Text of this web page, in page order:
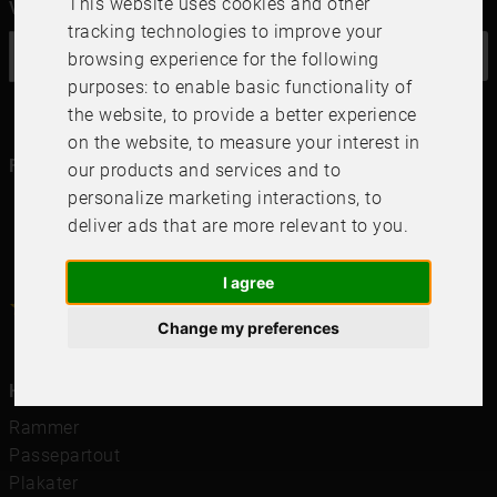
tracking technologies to improve your
browsing experience for the following
purposes:to enable basic functionality of
the website, to provide a better experience
on the website,to measure your interest in
our products and services and to
personalize marketing interactions,to
deliver ads that are more relevant to you.
I agree
Change my preferences
Vil du ha vårt nyhetsbrev?
Følg oss i dine kanaler
4.64.6 / 5 1000+Recensioner
Hurtigkoblinger
Rammer
Passepartout
Plakater